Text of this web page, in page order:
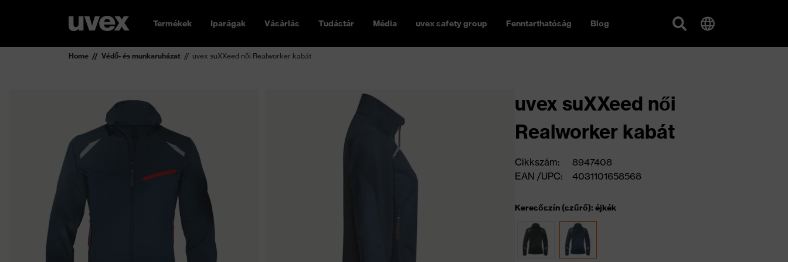
Termékek Iparágak Vásárlás Tudástár Média uvex safety group Fenntarthatóság Blog
Home Védő- és munkaruházat uvex suXXeed női Realworker kabát
uvex suXXeed női
Realworker kabát
Cikkszám:
8947408
EAN /UPC:
4031101658568
Keresőszín (szűrő): éjkék